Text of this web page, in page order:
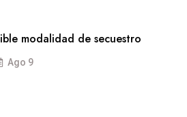
modalidad de secuestro
Ago 9